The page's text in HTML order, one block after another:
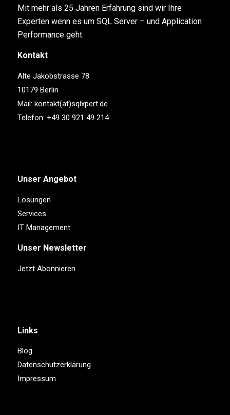
Mit mehr als 25 Jahren Erfahrung sind wir Ihre
Experten wenn es um SQL Server – und Application
Performance geht.
Kontakt
Alte Jakobstrasse 78
10179 Berlin
Mail: kontakt(at)sqlxpert.de
Telefon: +49 30 921 49 214
Unser Angebot
Lösungen
Services
IT Management
Unser Newsletter
Jetzt Abonnieren
Links
Blog
Datenschutzerklärung
Impressum